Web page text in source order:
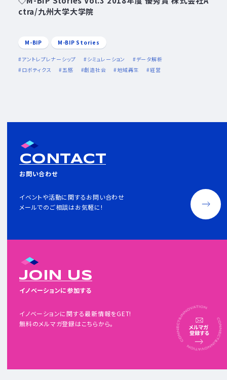
ctra/九州大学大学院
M-BIP M-BIP Stories
アントレプレナーシップ シミュレーション
データ解析
ロボティクス
五感 創造社会 地域再生 経営
CONTACT
お問い合わせ
イベントや活動に関するお問い合わせ
メールでのご相談はお気軽に!
JOIN US
イノベーションに参加する
イノベーションに関する最新情報をGET!
無料のメルマガ登録はこちらから。